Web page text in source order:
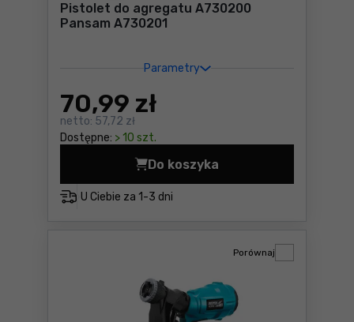
Pistolet do agregatu A730200
Pansam A730201
Parametry
70,99 zł
netto: 57,72 zł
Dostępne: > 10 szt.
U Ciebie za 1-3 dni
Do koszyka
Pistolet do agregatu
Porównaj